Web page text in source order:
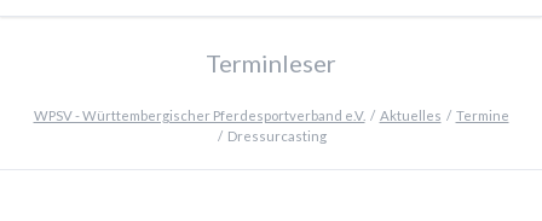
Terminleser
WPSV - Württembergischer Pferdesportverband e.V. Aktuelles
Termine
Dressurcasting